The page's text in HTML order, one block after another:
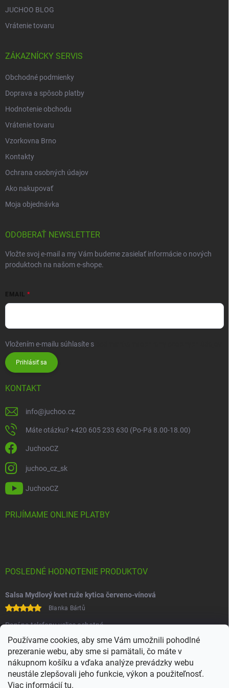
Používame cookies, aby sme Vám umožnili pohodlné
prezeranie webu, aby sme si pamätali, čo máte v
nákupnom košíku a vďaka analýze prevádzky webu
neustále zlepšovali jeho funkcie, výkon a použiteľnosť.
Viac informácií tu.
JUCHOO BLOG
Vrátenie tovaru
ZÁKAZNÍCKY SERVIS
Obchodné podmienky
Doprava a spôsob platby
Hodnotenie obchodu
Vrátenie tovaru
Vzorkovna Brno
Kontakty
Ochrana osobných údajov
Ako nakupovať
Moja objednávka
ODOBERAŤ NEWSLETTER
Vložte svoj e-mail a my Vám budeme zasielať informácie o nových
produktoch na našom e-shope.
EMAIL
Vložením e-mailu súhlasíte s
Prihlásiť sa
KONTAKT
info@juchoo.cz
Máte otázku? +420 605 233 630 (Po-Pá 8.00-18.00)
JuchooCZ
juchoo_cz_sk
JuchooCZ
PRIJÍMAME ONLINE PLATBY
POSLEDNÉ HODNOTENIE PRODUKTOV
Salsa Mydlový kvet ruže kytica červeno-vínová
Blanka Bártů
Paní na telefonu velice ochotná